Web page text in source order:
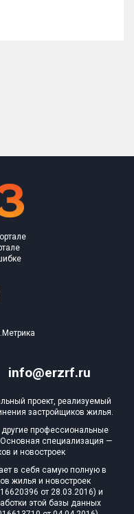
info@erzrf.ru
проект, реализуемый
застройщиков жилья.
профессиональные
специализация —
и новостроек
в себя самую полную в
жилья и новостроек
от 28.03.2016) и
этой базы данных